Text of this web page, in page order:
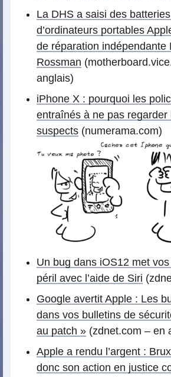
La DHS a saisi des
d’ordinateurs portables
de réparation indépendante
Rossman
anglais)
iPhone X : pourquoi les
entraînés à ne pas regarder
suspects (numerama.com)
Un bug dans iOS12 met
péril avec l’aide de Siri
Google avertit Apple : Les
dans vos bulletins de
au patch » (zdnet.com – en
Apple a rendu l’argent :
donc son action en justice